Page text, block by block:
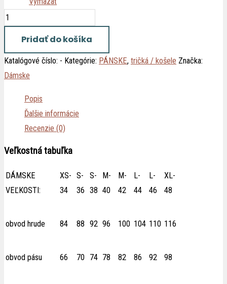
Pridať do košíka
Katalógové číslo: - Kategórie: PÁNSKE, tričká / košele Značka:
Dámske
Popis
Ďalšie informácie
Recenzie (0)
Veľkostná tabuľka
DÁMSKE
VEĽKOSTI:
XS-
34
S-
36
S-
38
M-
40
M-
42
L-
44
L-
46
XL-
48
obvod hrude 84 88 92 96 100 104 110 116
obvod pásu 66 70 74 78 82 86 92 98